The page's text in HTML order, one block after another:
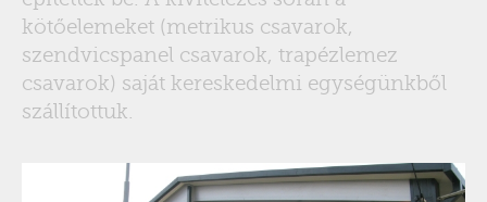
kötőelemeket (metrikus csavarok,
szendvicspanel csavarok, trapézlemez
csavarok) saját kereskedelmi egységünkből
szállítottuk.